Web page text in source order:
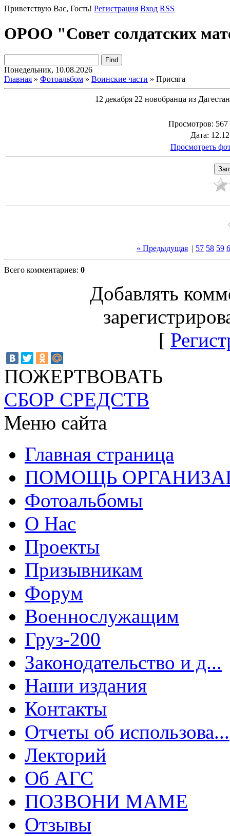
Приветствую Вас, Гость! Регистрация Вход RSS
ОРОО "Совет солдатских
Понедельник, 10.08.2026
Главная » Фотоальбом » Воинские части » Присяга
12 декабря 22 новобранца из
Просмотров:
Дата:
Просмотреть
« Предыдущая | 57 58 59
Всего комментариев: 0
Добавлять
[
ПОЖЕРТВОВАТЬ
СБОР СРЕДСТВ
Меню сайта
Главная страница
ПОМОЩЬ
Фотоальбомы
О Нас
Проекты
Призывникам
Форум
Военнослужащим
Груз-200
Законодательство и д...
Наши издания
Контакты
Отчеты об использова...
Лекторий
Об АГС
ПОЗВОНИ МАМЕ
Отзывы